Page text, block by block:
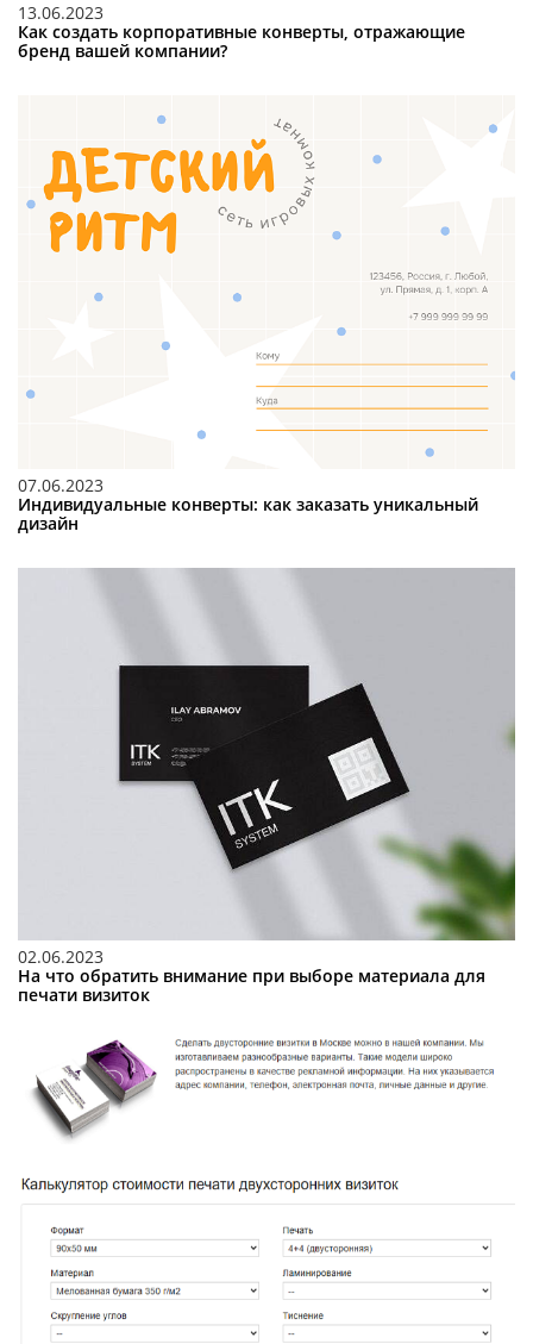
13.06.2023
Как создать корпоративные конверты, отражающие
бренд вашей компании?
07.06.2023
Индивидуальные конверты: как заказать уникальный
дизайн
02.06.2023
На что обратить внимание при выборе материала для
печати визиток